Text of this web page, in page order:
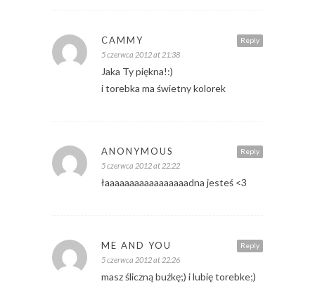
Reply
CAMMY
5 czerwca 2012 at 21:38
Jaka Ty piękna!:)
i torebka ma świetny kolorek
Reply
ANONYMOUS
5 czerwca 2012 at 22:22
łaaaaaaaaaaaaaaaaadna jesteś <3
Reply
ME AND YOU
5 czerwca 2012 at 22:26
masz śliczną buźkę;) i lubię torebke;)